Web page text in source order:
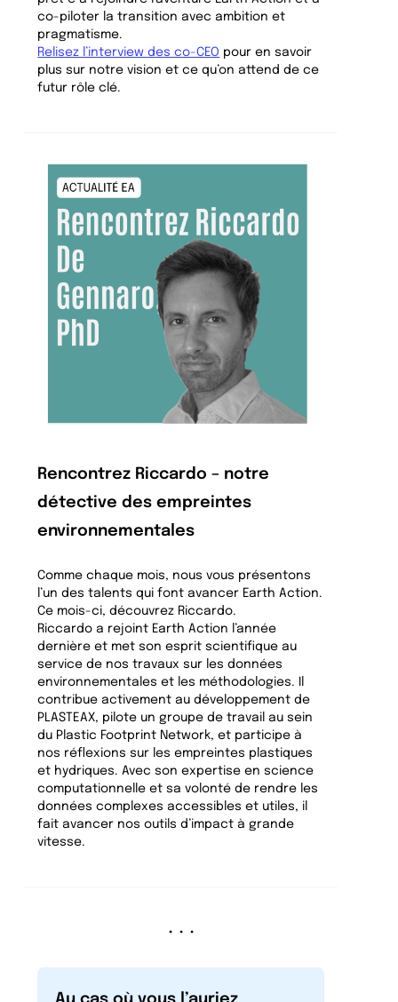
co-piloter la transition avec ambition et
pragmatisme.
Relisez l’interview des co-CEO pour en savoir
plus sur notre vision et ce qu’on attend de ce
futur rôle clé.
Rencontrez Riccardo – notre
détective des empreintes
environnementales
Comme chaque mois, nous vous présentons
l’un des talents qui font avancer Earth Action.
Ce mois-ci, découvrez Riccardo.
Riccardo a rejoint Earth Action l’année
dernière et met son esprit scientifique au
service de nos travaux sur les données
environnementales et les méthodologies. Il
contribue activement au développement de
PLASTEAX, pilote un groupe de travail au sein
du Plastic Footprint Network, et participe à
nos réflexions sur les empreintes plastiques
et hydriques. Avec son expertise en science
computationnelle et sa volonté de rendre les
données complexes accessibles et utiles, il
fait avancer nos outils d’impact à grande
vitesse.
. . .